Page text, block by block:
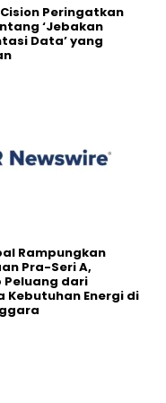
Peringatkan
‘Jebakan
Data’ yang
Rampungkan
Pra-Seri A,
Peluang dari
Kebutuhan Energi di